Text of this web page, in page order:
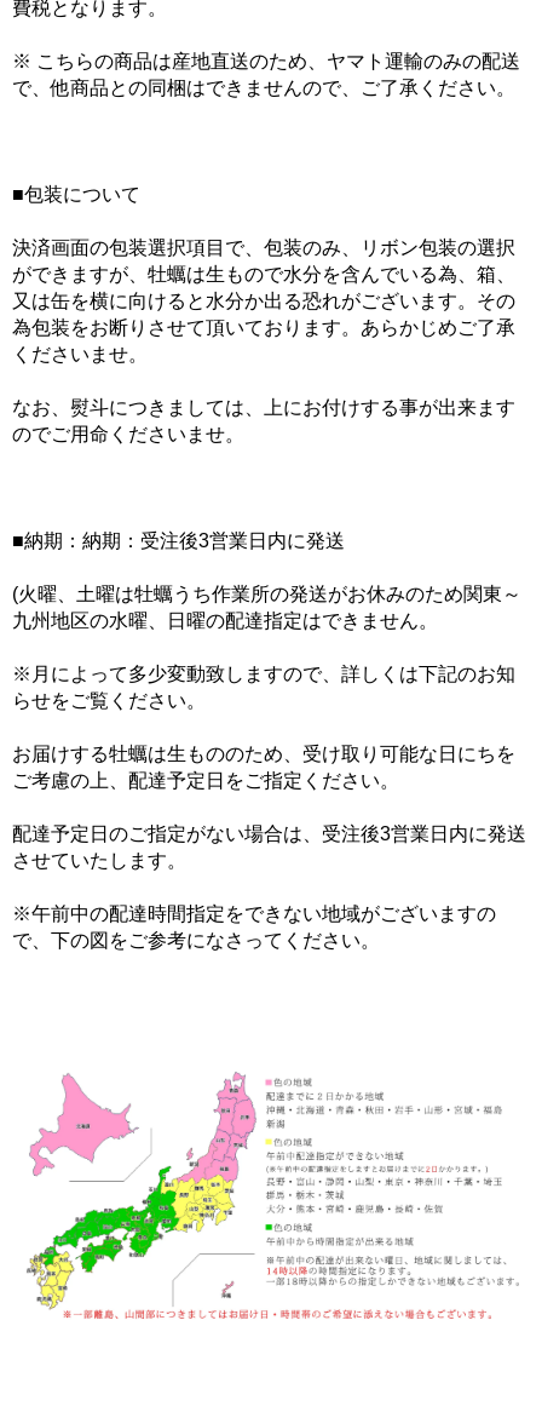
費税となります。
※ こちらの商品は産地直送のため、ヤマト運輸のみの配送
で、他商品との同梱はできませんので、ご了承ください。
■包装について
決済画面の包装選択項目で、包装のみ、リボン包装の選択
ができますが、牡蠣は生もので水分を含んでいる為、箱、
又は缶を横に向けると水分か出る恐れがございます。その
為包装をお断りさせて頂いております。あらかじめご了承
くださいませ。
なお、熨斗につきましては、上にお付けする事が出来ます
のでご用命くださいませ。
■納期：納期：受注後3営業日内に発送
(火曜、土曜は牡蠣うち作業所の発送がお休みのため関東～
九州地区の水曜、日曜の配達指定はできません。
※月によって多少変動致しますので、詳しくは下記のお知
らせをご覧ください。
お届けする牡蠣は生もののため、受け取り可能な日にちを
ご考慮の上、配達予定日をご指定ください。
配達予定日のご指定がない場合は、受注後3営業日内に発送
させていたします。
※午前中の配達時間指定をできない地域がございますの
で、下の図をご参考になさってください。